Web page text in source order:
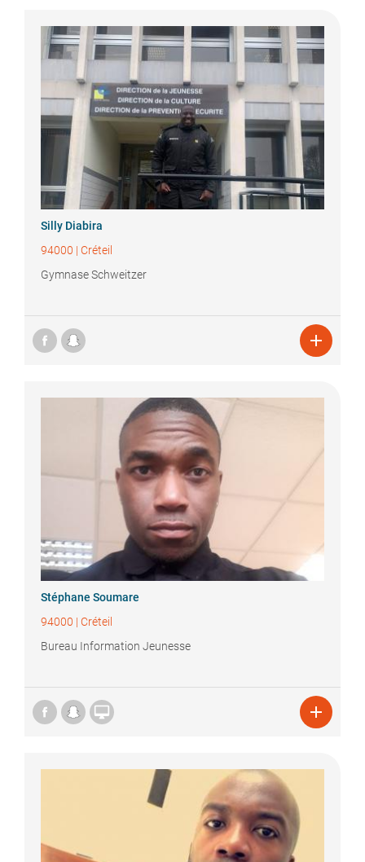
Silly Diabira
94000 | Créteil
Gymnase Schweitzer

Stéphane Soumare
94000 | Créteil
Bureau Information Jeunesse
 